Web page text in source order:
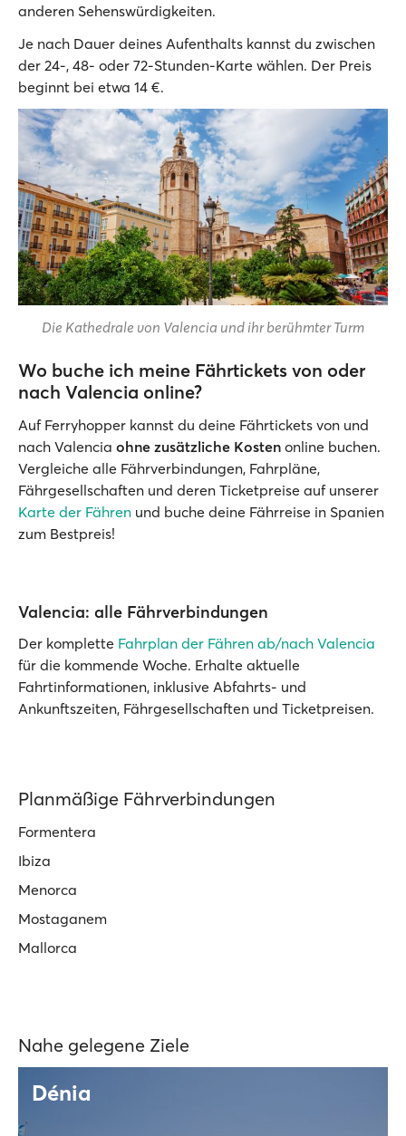
anderen Sehenswürdigkeiten.
Je nach Dauer deines Aufenthalts kannst du zwischen
der 24-, 48- oder 72-Stunden-Karte wählen. Der Preis
beginnt bei etwa 14 €.
Die Kathedrale von Valencia und ihr berühmter Turm
Wo buche ich meine Fährtickets von oder
nach Valencia online?
Auf Ferryhopper kannst du deine Fährtickets von und
nach Valencia ohne zusätzliche Kosten online buchen.
Vergleiche alle Fährverbindungen, Fahrpläne,
Fährgesellschaften und deren Ticketpreise auf unserer
Karte der Fähren und buche deine Fährreise in Spanien
zum Bestpreis!
Valencia: alle Fährverbindungen
Der komplette Fahrplan der Fähren ab/nach Valencia
für die kommende Woche. Erhalte aktuelle
Fahrtinformationen, inklusive Abfahrts- und
Ankunftszeiten, Fährgesellschaften und Ticketpreisen.
Planmäßige Fährverbindungen
Formentera
Ibiza
Menorca
Mostaganem
Mallorca
Nahe gelegene Ziele
Dénia